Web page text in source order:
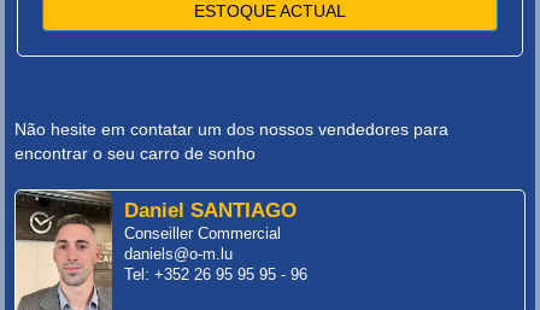
ESTOQUE ACTUAL
Não hesite em contatar um dos nossos vendedores para
encontrar o seu carro de sonho
Daniel SANTIAGO
Conseiller Commercial
daniels@o-m.lu
Tel: +352 26 95 95 95 - 96